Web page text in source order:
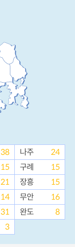
38 나주
24
15 구례
15
21 장흥
15
14 무안
16
31 완도
8
3